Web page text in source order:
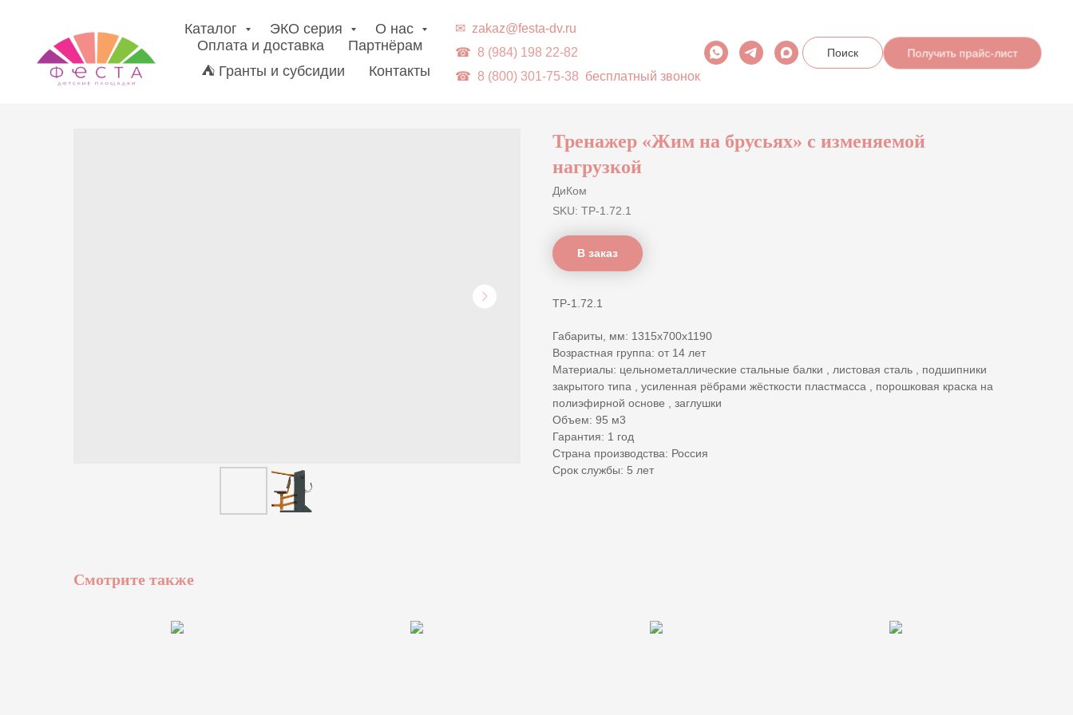
Каталог ЭКО серия
О нас
Оплата и доставка
Партнёрам
⛺ Гранты и субсидии
Контакты
✉ zakaz@festa-dv.ru
☎ 8 (984) 198 22-82
☎ 8 (800) 301-75-38 бесплатный звонок
Поиск Получить прайс-лист
Тренажер «Жим на брусьях» с изменяемой
нагрузкой
ДиКом
SKU: ТР-1.72.1
В заказ
ТР-1.72.1
Габариты, мм: 1315х700х1190
Возрастная группа: от 14 лет
Материалы: цельнометаллические стальные балки , листовая сталь , подшипники
закрытого типа , усиленная рёбрами жёсткости пластмасса , порошковая краска на
полиэфирной основе , заглушки
Объем: 95 м3
Гарантия: 1 год
Страна производства: Россия
Срок службы: 5 лет
Смотрите также